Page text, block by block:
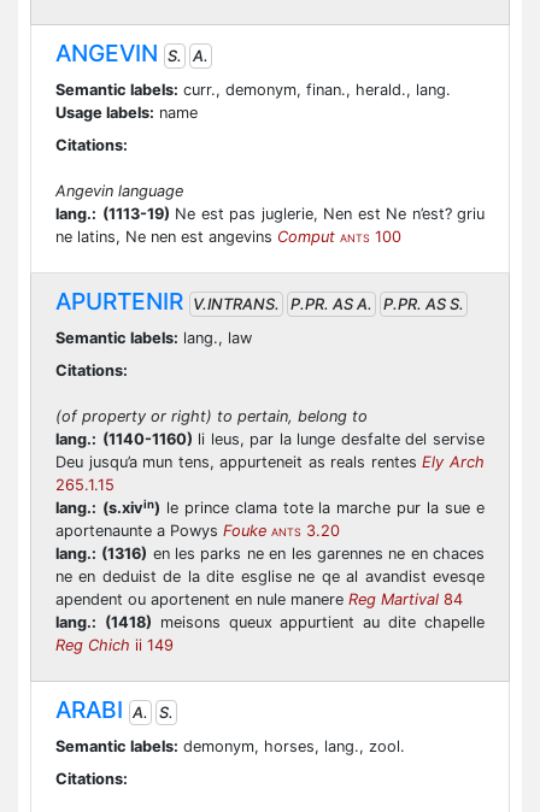
ANGEVIN S.
A.
Semantic labels: curr., demonym, finan., herald., lang.
Usage labels: name
Citations:
Angevin language
lang.: (1113-19) Ne est pas juglerie, Nen est Ne n’est? griu
ne latins, Ne nen est angevins Comput ANTS 100
APURTENIR V.INTRANS. P.PR. AS A.
P.PR. AS S.
Semantic labels: lang., law
Citations:
(of property or right) to pertain, belong to
lang.: (1140-1160) li leus, par la lunge desfalte del servise
Deu jusqu’a mun tens, appurteneit as reals rentesEly Arch
265.1.15
lang.: (s.xivin) le prince clama tote la marche pur la sue e
aportenaunte a Powys Fouke ANTS 3.20
lang.: (1316) en les parks ne en les garennes ne en chaces
ne en deduist de la dite esglise ne qe al avandist evesqe
apendent ou aportenent en nule manere Reg Martival 84
lang.: (1418) meisons queux appurtient au dite chapelle
Reg Chich ii 149
ARABI A.
S.
Semantic labels: demonym, horses, lang., zool.
Citations: